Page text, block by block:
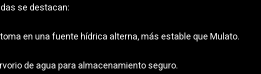
se destacan:
en una fuente hídrica alterna, más estable que Mulato.
de agua para almacenamiento seguro.